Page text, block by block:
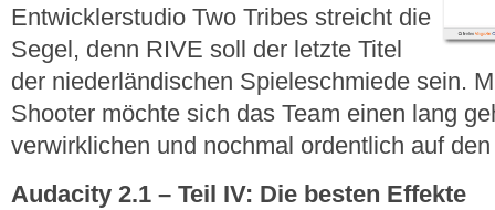
Entwicklerstudio Two Tribes streicht die
Segel, denn RIVE soll der letzte Titel
der niederländischen Spieleschmiede sein.
Shooter möchte sich das Team einen lang
verwirklichen und nochmal ordentlich auf
Audacity 2.1 – Teil IV: Die besten Effekte